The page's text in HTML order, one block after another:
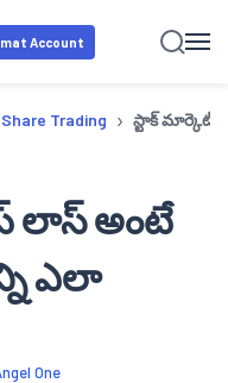
Account
Trading › స్టాక్
లాస్ అంటే
ఎలా
One